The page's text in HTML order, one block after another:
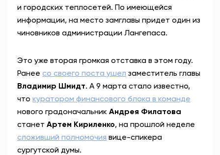
и городских теплосетей. По имеющейся
информации, на место замглавы придет один из
чиновников администрации Лангепаса.
Это уже вторая громкая отставка в этом году.
Ранее со своего поста ушел заместитель главы
Владимир Шмидт. А 9 марта стало известно,
что куратором финансового блока в команде
нового градоначальник Андрея Филатова
станет Артем Кириленко, на прошлой неделе
сложивший полномочия вице-спикера
сургутской думы.